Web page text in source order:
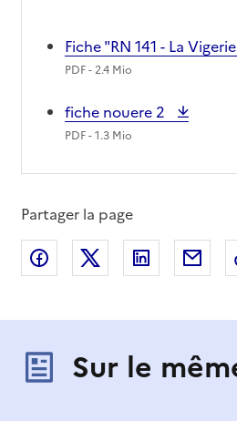
Fiche "RN 141 - La
PDF- 2.4 Mio
fiche nouere 2
PDF- 1.3 Mio
Partager la page
Partager sur Facebook
Partager sur X
Partager
Sur le